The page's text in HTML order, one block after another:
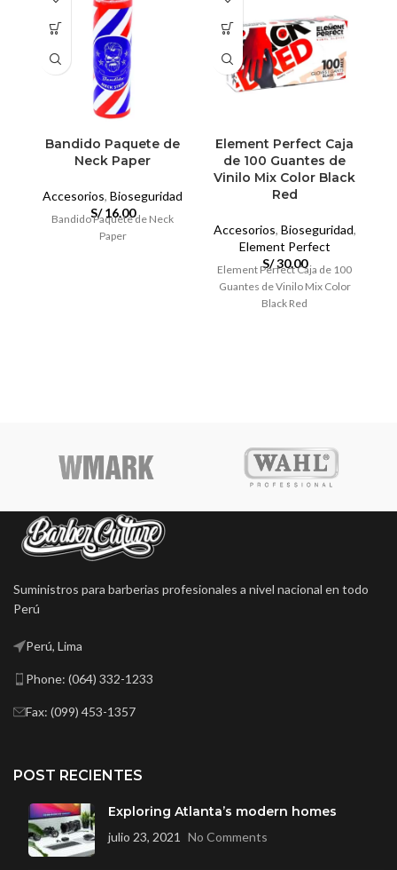
Bandido Paquete de
Neck Paper
Accesorios, Bioseguridad
S/16.00
Bandido Paquete de Neck
Paper
Element Perfect Caja
de 100 Guantes de
Vinilo Mix Color Black
Red
Accesorios, Bioseguridad,
Element Perfect
S/30.00
Element Perfect Caja de 100
Guantes de Vinilo Mix Color
Black Red
Este
producto
tiene
múltiples
variantes.
se
pueden
elegir
página
de
producto
Suministros para barberias profesionales a nivel nacional en todo
Perú
Perú, Lima
Phone: (064) 332-1233
Fax: (099) 453-1357
POST RECIENTES
Exploring Atlanta’s modern homes
julio 23, 2021 No Comments